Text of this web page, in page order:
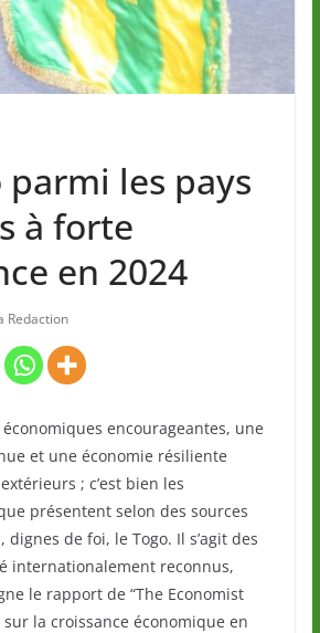
parmi les pays
à forte
en 2024
Redaction
encourageantes, une
et une économie résiliente
; c’est bien les
présentent selon des sources
dignes de foi, le Togo. Il s’agit des
internationalement reconnus,
le rapport de “The Economist
la croissance économique en